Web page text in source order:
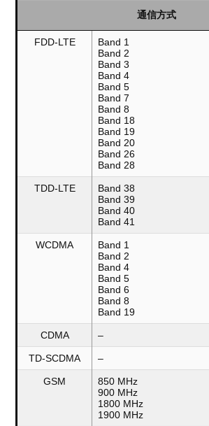
通信方式
FDD-LTE
Band 1
Band 2
Band 3
Band 4
Band 5
Band 7
Band 8
Band 18
Band 19
Band 20
Band 26
Band 28
TDD-LTE
Band 38
Band 39
Band 40
Band 41
WCDMA
Band 1
Band 2
Band 4
Band 5
Band 6
Band 8
Band 19
CDMA –
TD-SCDMA –
GSM
850 MHz
900 MHz
1800 MHz
1900 MHz